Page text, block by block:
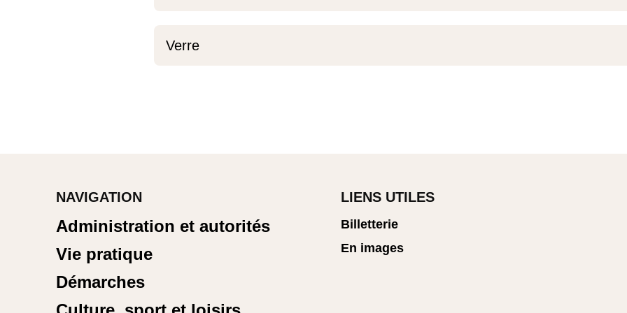
Verre
NAVIGATION
Administration et autorités
Vie pratique
Démarches
LIENS UTILES
Billetterie
En images